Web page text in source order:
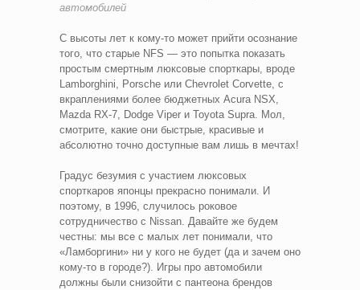
автомобилей
С высоты лет к кому-то может прийти осознание
того, что старые NFS — это попытка показать
простым смертным люксовые спорткары, вроде
Lamborghini, Porsche или Chevrolet Corvette, с
вкраплениями более бюджетных Acura NSX,
Mazda RX-7, Dodge Viper и Toyota Supra. Мол,
смотрите, какие они быстрые, красивые и
абсолютно точно доступные вам лишь в мечтах!
Градус безумия с участием люксовых
спорткаров японцы прекрасно понимали. И
поэтому, в 1996, случилось роковое
сотрудничество с Nissan. Давайте же будем
честны: мы все с малых лет понимали, что
«Ламборгини» ни у кого не будет (да и зачем оно
кому-то в городе?). Игры про автомобили
должны были снизойти с пантеона брендов